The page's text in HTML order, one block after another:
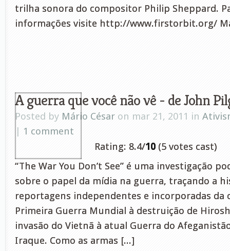
trilha sonora do compositor Philip Sheppard.
informações visite http://www.firstorbit.org/
A guerra que você não vê - de John
Posted by Mário César on mar 21, 2011 in
| 1 comment
Rating: 8.4/10 (5 votes cast)
“The War You Don’t See” é uma investigação
sobre o papel da mídia na guerra, traçando a
reportagens independentes e incorporadas da
Primeira Guerra Mundial à destruição de
invasão do Vietnã à atual Guerra do
Iraque. Como as armas [...]